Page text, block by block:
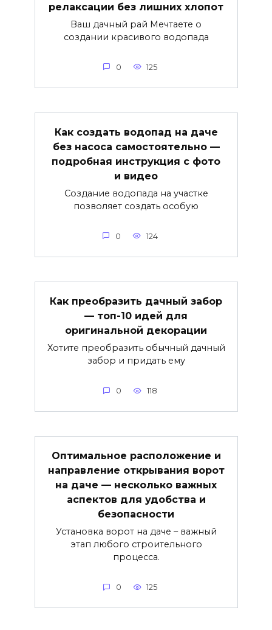
релаксации без лишних хлопот
Ваш дачный рай Мечтаете о
создании красивого водопада
0 125
Как создать водопад на даче
без насоса самостоятельно —
подробная инструкция с фото
и видео
Создание водопада на участке
позволяет создать особую
0 124
Как преобразить дачный забор
— топ-10 идей для
оригинальной декорации
Хотите преобразить обычный дачный
забор и придать ему
0 118
Оптимальное расположение и
направление открывания ворот
на даче — несколько важных
аспектов для удобства и
безопасности
Установка ворот на даче – важный
этап любого строительного
процесса.
0 125